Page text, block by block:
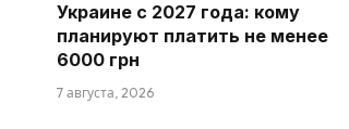
Украине с 2027 года: кому
планируют платить не менее
6000 грн
7 августа, 2026